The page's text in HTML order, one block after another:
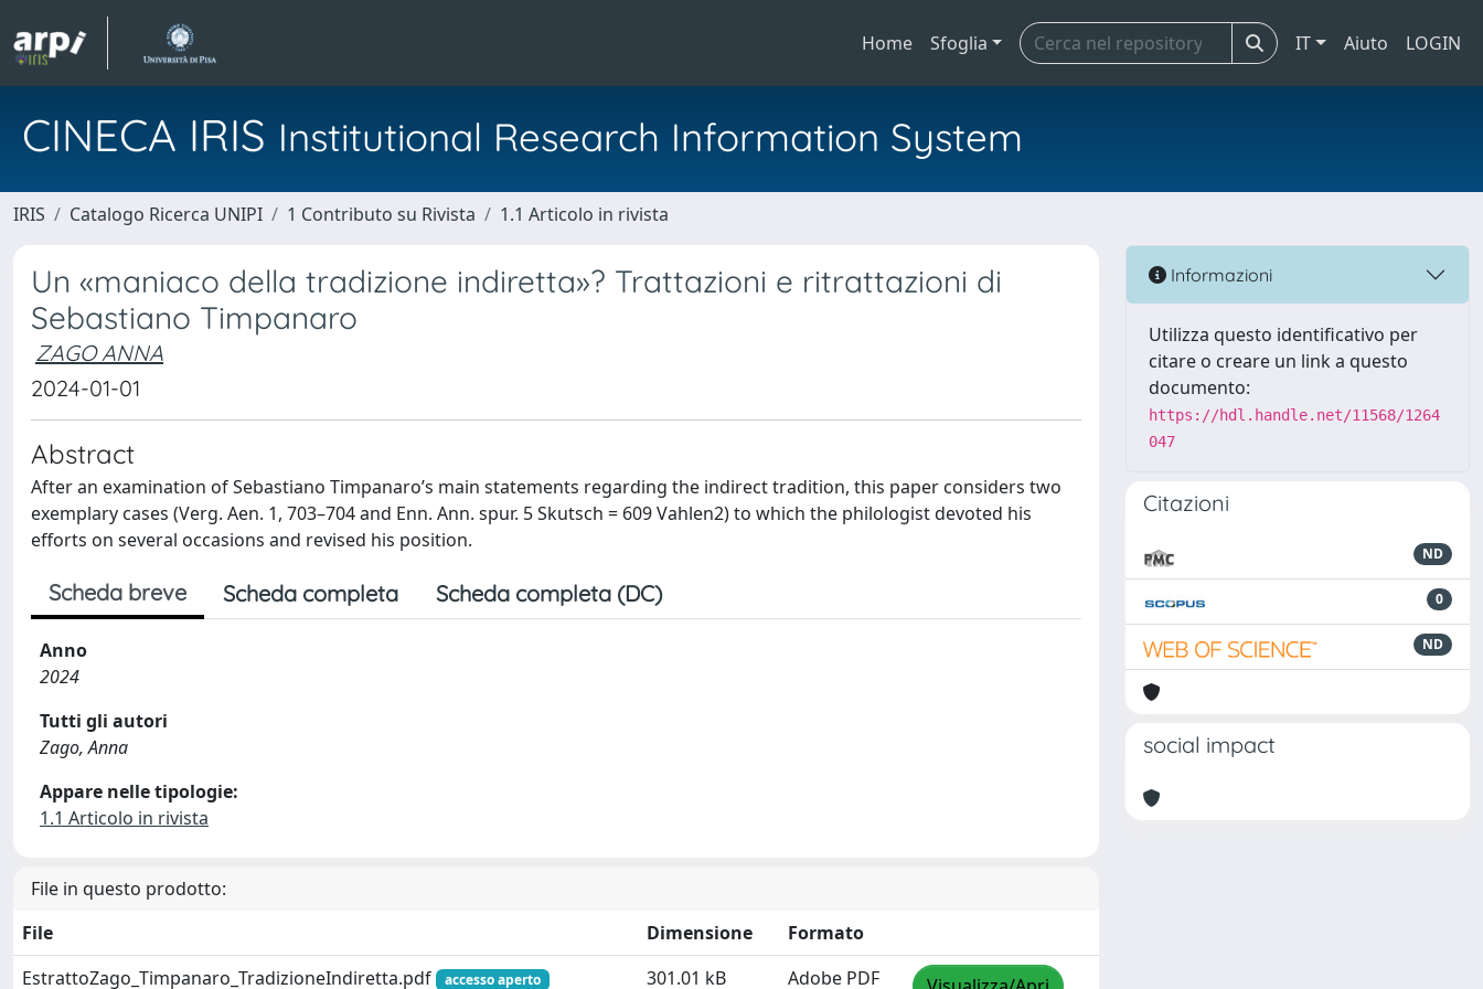
Home Sfoglia IT Aiuto LOGIN
CINECA IRIS Institutional Research Information System
IRIS Catalogo Ricerca UNIPI 1 Contributo su Rivista 1.1 Articolo in rivista
Un «maniaco della tradizione indiretta»? Trattazioni e ritrattazioni di
Sebastiano Timpanaro
ZAGO ANNA
2024-01-01
Abstract
After an examination of Sebastiano Timpanaro’s main statements regarding the indirect tradition, this paper considers two
exemplary cases (Verg. Aen. 1, 703–704 and Enn. Ann. spur. 5 Skutsch = 609 Vahlen2) to which the philologist devoted his
efforts on several occasions and revised his position.
Scheda breve Scheda completa Scheda completa (DC)
Anno
2024
Tutti gli autori
Zago, Anna
Appare nelle tipologie:
1.1 Articolo in rivista
File in questo prodotto:
File
Dimensione
Formato
EstrattoZago_Timpanaro_TradizioneIndiretta.pdf
accesso aperto 301.01 kB Adobe PDF
Informazioni
Utilizza questo identificativo per
citare o creare un link a questo
documento:
https://hdl.handle.net/11568/1264
047
Citazioni
ND
0
ND
social impact